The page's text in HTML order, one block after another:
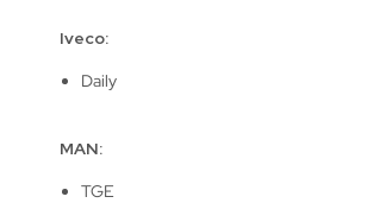
Iveco:
Daily
MAN:
TGE